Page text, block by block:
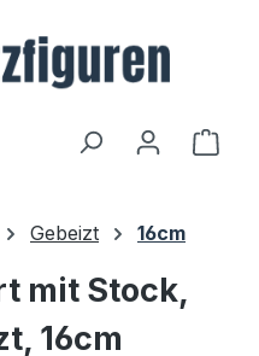
Gebeizt 16cm
mit Stock,
16cm